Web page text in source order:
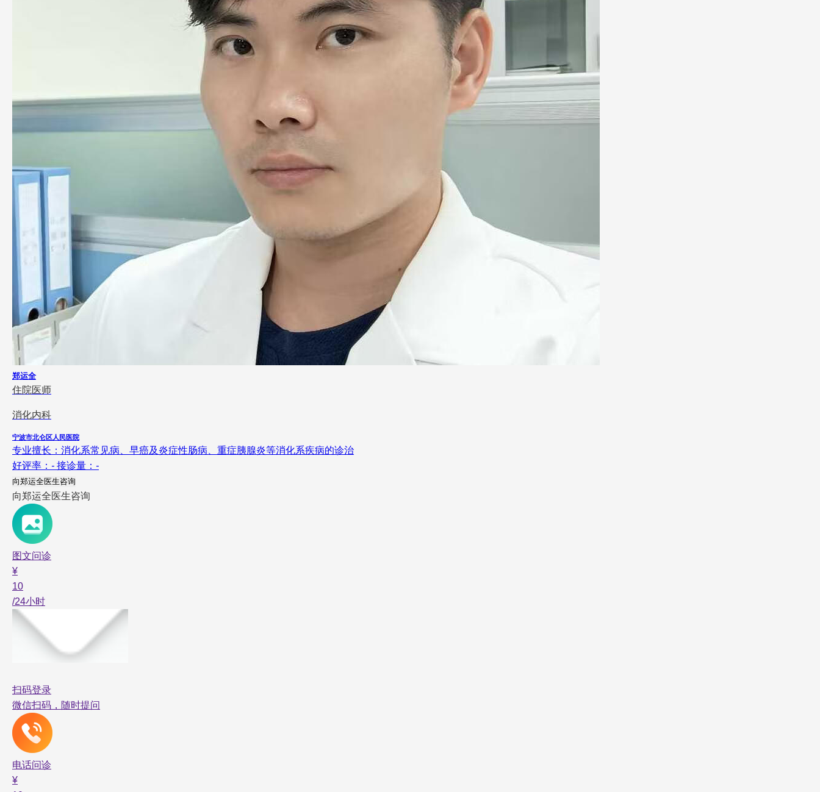
郑运全
住院医师
消化内科
宁波市北仑区人民医院
专业擅长：消化系常见病、早癌及炎症性肠病、重症胰腺炎等消化系疾病的诊治
好评率： - 接诊量： -
向郑运全医生咨询
向郑运全医生咨询
图文问诊
¥
10
/24小时
扫码登录
微信扫码，随时提问
电话问诊
¥